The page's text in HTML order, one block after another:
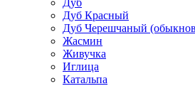
Дуб
Дуб Красный
Дуб Черешчаный
Жасмин
Живучка
Иглица
Катальпа